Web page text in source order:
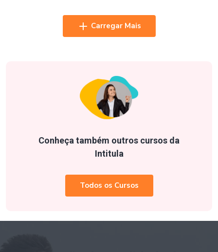
Carregar Mais
Conheça também outros cursos da
Intitula
Todos os Cursos